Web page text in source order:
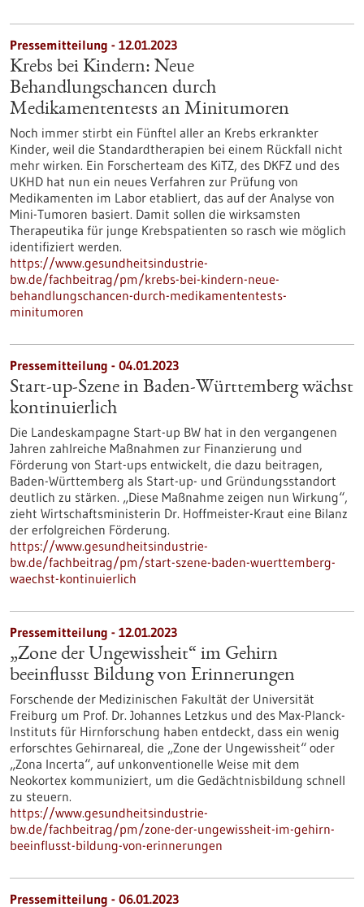
Pressemitteilung - 12.01.2023
Krebs bei Kindern: Neue
Behandlungschancen durch
Medikamententests an Minitumoren
Noch immer stirbt ein Fünftel aller an Krebs erkrankter
Kinder, weil die Standardtherapien bei einem Rückfall nicht
mehr wirken. Ein Forscherteam des KiTZ, des DKFZ und des
UKHD hat nun ein neues Verfahren zur Prüfung von
Medikamenten im Labor etabliert, das auf der Analyse von
Mini-Tumoren basiert. Damit sollen die wirksamsten
Therapeutika für junge Krebspatienten so rasch wie möglich
identifiziert werden.
https://www.gesundheitsindustrie-
bw.de/fachbeitrag/pm/krebs-bei-kindern-neue-
behandlungschancen-durch-medikamententests-
minitumoren
Pressemitteilung - 04.01.2023
Start-up-Szene in Baden-Württemberg wächst
kontinuierlich
Die Landeskampagne Start-up BW hat in den vergangenen
Jahren zahlreiche Maßnahmen zur Finanzierung und
Förderung von Start-ups entwickelt, die dazu beitragen,
Baden-Württemberg als Start-up- und Gründungsstandort
deutlich zu stärken. „Diese Maßnahme zeigen nun Wirkung“,
zieht Wirtschaftsministerin Dr. Hoffmeister-Kraut eine Bilanz
der erfolgreichen Förderung.
https://www.gesundheitsindustrie-
bw.de/fachbeitrag/pm/start-szene-baden-wuerttemberg-
waechst-kontinuierlich
Pressemitteilung - 12.01.2023
„Zone der Ungewissheit“ im Gehirn
beeinflusst Bildung von Erinnerungen
Forschende der Medizinischen Fakultät der Universität
Freiburg um Prof. Dr. Johannes Letzkus und des Max-Planck-
Instituts für Hirnforschung haben entdeckt, dass ein wenig
erforschtes Gehirnareal, die „Zone der Ungewissheit“ oder
„Zona Incerta“, auf unkonventionelle Weise mit dem
Neokortex kommuniziert, um die Gedächtnisbildung schnell
zu steuern.
https://www.gesundheitsindustrie-
bw.de/fachbeitrag/pm/zone-der-ungewissheit-im-gehirn-
beeinflusst-bildung-von-erinnerungen
Pressemitteilung - 06.01.2023